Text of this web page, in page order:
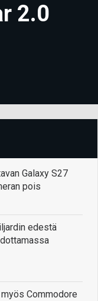
2.0
Galaxy S27
pois
edestä
Commodore